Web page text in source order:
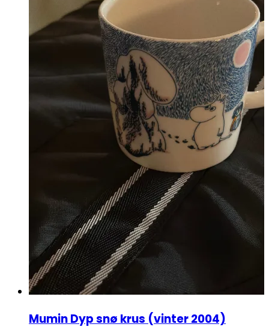
Mumin Dyp snø krus (vinter 2004)